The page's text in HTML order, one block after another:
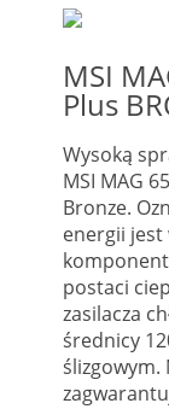
MSI
Plus
Wysoką
MSI MAG
Bronze.
energii jest
postaci
zasilacza
średnicy